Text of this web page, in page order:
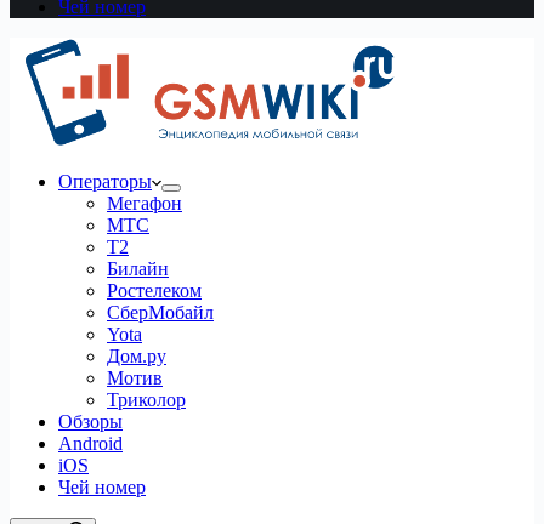
Чей номер
Операторы
Мегафон
МТС
Т2
Билайн
Ростелеком
СберМобайл
Yota
Дом.ру
Мотив
Триколор
Обзоры
Android
iOS
Чей номер